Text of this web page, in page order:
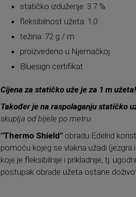
statičko izduženje: 3.7 %
fleksibilnost užeta: 1.0
težina: 72 g / m
proizvedeno u Njemačkoj
Bluesign certifikat
Cijena za statičko uže je za 1 m užeta!
Također je na raspolaganju statičko
skuplja od bijele po metru.
"Thermo Shield" obradu Edelrid
pomoću kojeg se vlakna užadi
koje je fleksibilnije i prikladnije, tj.
postupak obrade užeta ostane